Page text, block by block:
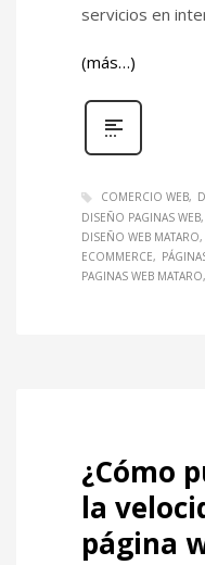
servicios en
(más…)
COMERCIO WEB
DISEÑO PAGINAS WEB
DISEÑO WEB MATARO
ECOMMERCE
PAGINAS WEB MATARO
¿Cómo
la
página